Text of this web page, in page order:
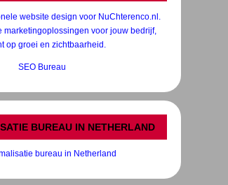
website design voor NuChterenco.nl.
marketingoplossingen voor jouw bedrijf,
op groei en zichtbaarheid.
SEO Bureau
BUREAU IN NETHERLAND
bureau in Netherland